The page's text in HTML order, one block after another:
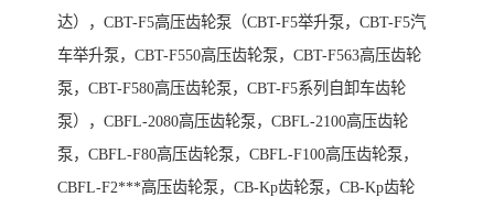
达），CBT-F5高压齿轮泵（CBT-F5举升泵，CBT-F5汽
车举升泵，CBT-F550高压齿轮泵，CBT-F563高压齿轮
泵，CBT-F580高压齿轮泵，CBT-F5系列自卸车齿轮
泵），CBFL-2080高压齿轮泵，CBFL-2100高压齿轮
泵，CBFL-F80高压齿轮泵，CBFL-F100高压齿轮泵，
CBFL-F2***高压齿轮泵，CB-Kp齿轮泵，CB-Kp齿轮